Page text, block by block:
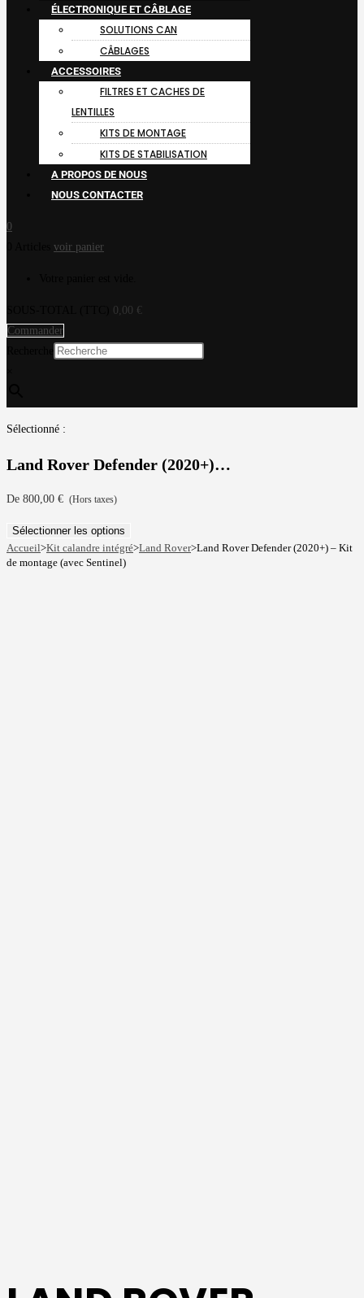
ÉLECTRONIQUE ET CÂBLAGE
SOLUTIONS CAN
CÂBLAGES
ACCESSOIRES
FILTRES ET CACHES DE
LENTILLES
KITS DE MONTAGE
KITS DE STABILISATION
A PROPOS DE NOUS
NOUS CONTACTER
0
voir panier
0,00 €
Commander
Sélectionné :
Land Rover Defender (2020+)…
De 800,00 € (Hors taxes)
Sélectionner les options
Accueil>Kit calandre intégré>Land Rover>Land Rover Defender (2020+) – Kit
de montage (avec Sentinel)